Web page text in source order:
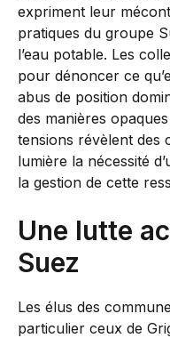
expriment leur
pratiques du groupe
l’eau potable. Les
pour dénoncer ce
abus de position
des manières
tensions révèlent des
lumière la nécessité
la gestion de cette
Une lutte
Suez
Les élus des
particulier ceux de